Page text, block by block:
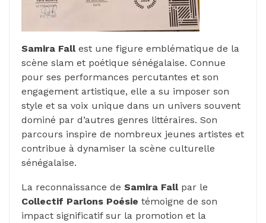
Samira Fallest une figure emblématique de la
scène slam et poétique sénégalaise. Connue
pour ses performances percutantes et son
engagement artistique, elle a su imposer son
style et sa voix unique dans un univers souvent
dominé par d’autres genres littéraires. Son
parcours inspire de nombreux jeunes artistes et
contribue à dynamiser la scène culturelle
sénégalaise.
La reconnaissance de Samira Fallpar le
Collectif Parlons Poésie témoigne de son
impact significatif sur la promotion et la